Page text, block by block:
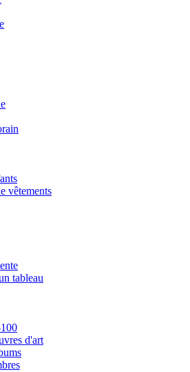
vêtements
tableau
d'art